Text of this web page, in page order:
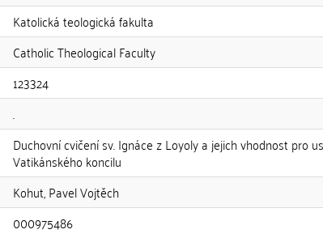
Katolická teologická fakulta
Catholic Theological Faculty
123324
.
Duchovní cvičení sv. Ignáce z Loyoly a jejich vhodnost pro
Vatikánského koncilu
Kohut, Pavel Vojtěch
000975486